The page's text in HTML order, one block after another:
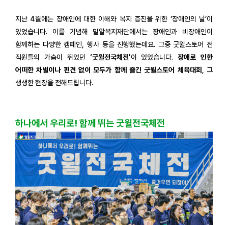
지난 4월에는 장애인에 대한 이해와 복지 증진을 위한 ‘장애인의 날’이
있었습니다. 이를 기념해 밀알복지재단에서는 장애인과 비장애인이
함께하는 다양한 캠페인, 행사 등을 진행했는데요. 그중 굿윌스토어 전
직원들의 가슴이 뛰었던 ‘굿윌전국체전’이 있었습니다.장애로 인한
어떠한 차별이나 편견 없이 모두가 함께 즐긴 굿윌스토어 체육대회 , 그
생생한 현장을 전해드립니다.
하나에서 우리로! 함께 뛰는 굿윌전국체전